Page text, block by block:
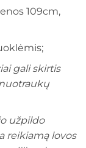
109cm,
gali skirtis
užpildo
reikiamą lovos